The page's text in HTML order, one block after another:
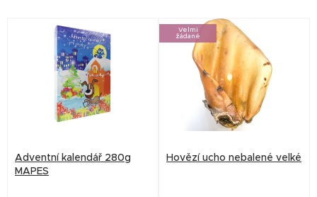
o
Adventní kalendář 280g
MAPES
Velmi
žádané
Hovězí ucho nebalené velké